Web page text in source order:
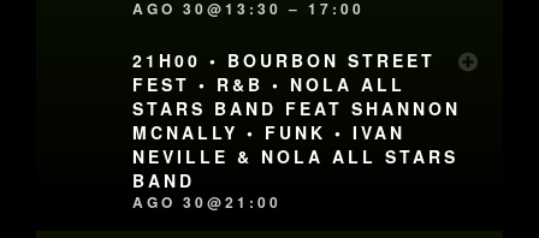
AGO 30@13:30 – 17:00
21H00 • BOURBON STREET
FEST • R&B • NOLA ALL
STARS BAND FEAT SHANNON
MCNALLY • FUNK • IVAN
NEVILLE & NOLA ALL STARS
BAND
AGO 30@21:00